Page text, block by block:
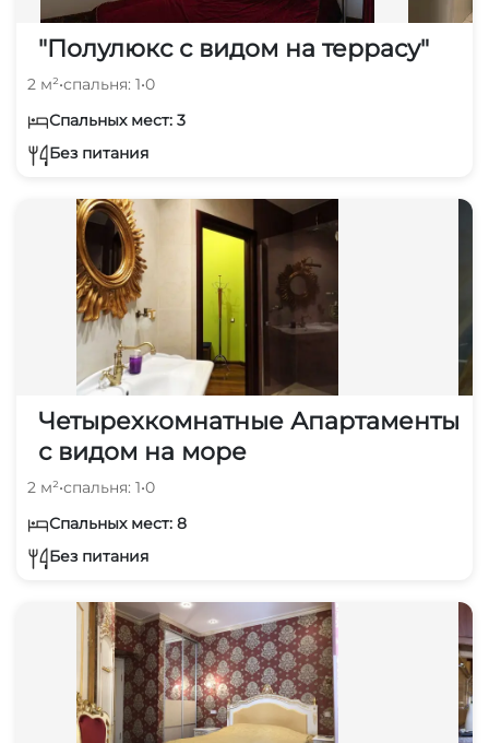
"Полулюкс с видом на террасу"
2 м²•спальня: 1•0
Спальных мест: 3
Без питания
Четырехкомнатные Апартаменты
с видом на море
2 м²•спальня: 1•0
Спальных мест: 8
Без питания